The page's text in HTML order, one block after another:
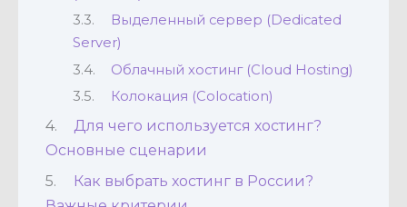
Выделенный сервер (Dedicated
Server)
Облачный хостинг (Cloud Hosting)
Колокация (Colocation)
Для чего используется хостинг?
Основные сценарии
Как выбрать хостинг в России?